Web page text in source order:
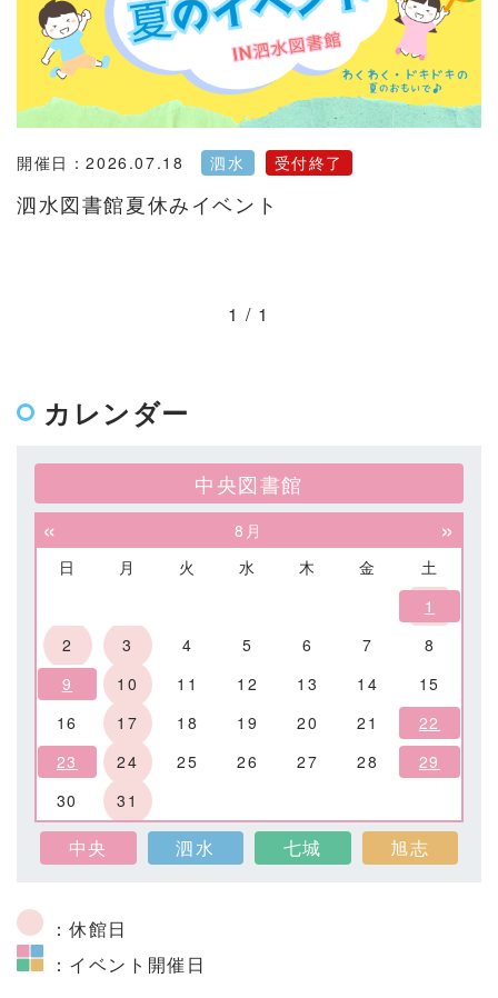
泗水図書館夏休みイベント
開催日：2026.07.18 泗水 受付終了
1 / 1
カレンダー
中央図書館
« 8月 »
日 月 火 水 木 金
土
1
2
3 4 5 6 7
8
9
10 11 12 13 14
15
16
17 18 19 20 21
22
23
24 25 26 27 28
29
30
31
中央 泗水 七城 旭志
：休館日
：イベント開催日